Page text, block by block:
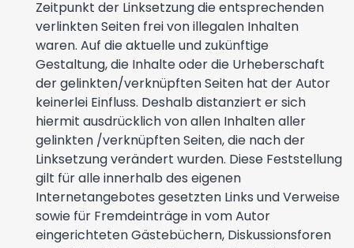
Zeitpunkt der Linksetzung die entsprechenden
verlinkten Seiten frei von illegalen Inhalten
waren. Auf die aktuelle und zukünftige
Gestaltung, die Inhalte oder die Urheberschaft
der gelinkten/verknüpften Seiten hat der Autor
keinerlei Einfluss. Deshalb distanziert er sich
hiermit ausdrücklich von allen Inhalten aller
gelinkten /verknüpften Seiten, die nach der
Linksetzung verändert wurden. Diese Feststellung
gilt für alle innerhalb des eigenen
Internetangebotes gesetzten Links und Verweise
sowie für Fremdeinträge in vom Autor
eingerichteten Gästebüchern, Diskussionsforen